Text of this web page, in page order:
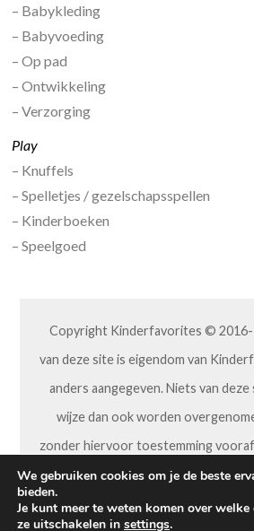
– Babykleding
– Babyvoeding
– Op pad
– Ontwikkeling
– Verzorging
Play
– Knuffels
– Spelletjes / gezelschapsspellen
– Kinderboeken
– Speelgoed
Copyright Kinderfavorites © 2016-
van deze site is eigendom van
anders aangegeven. Niets van
wijze dan ook worden
zonder hiervoor toestemming
gekregen.
We gebruiken cookies om je de beste
bieden.
Je kunt meer te weten komen over
ze uitschakelen in settings.